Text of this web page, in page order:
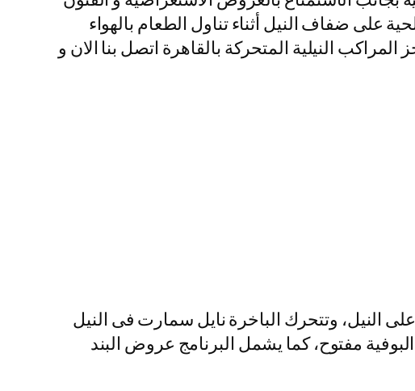
على ضفاف النيل أثناء تناول الطعام بالهواء
النيلية المتحركة بالقاهرة اتصل بنا الان و
النيل، وتتحرك الباخرة نايل سمارت فى النيل
مفتوح، كما يشمل البرنامج عروض البند